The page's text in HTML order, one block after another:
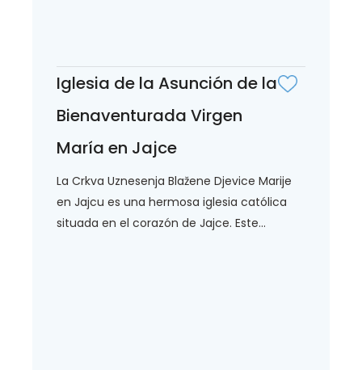
Iglesia de la Asunción de la
Bienaventurada Virgen
María en Jajce
La Crkva Uznesenja Blažene Djevice Marije
en Jajcu es una hermosa iglesia católica
situada en el corazón de Jajce. Este...